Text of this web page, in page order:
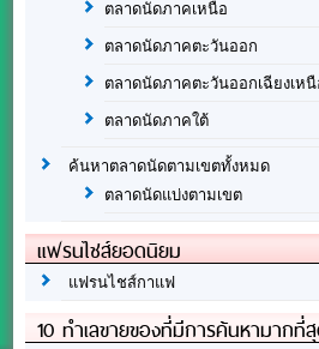
ตลาดนัดภาคเหนือ
ตลาดนัดภาคตะวันออก
ตลาดนัดภาคตะวันออกเฉียงเหนื
ตลาดนัดภาคใต้
ค้นหาตลาดนัดตามเขตทั้งหมด
ตลาดนัดแบ่งตามเขต
แฟรนไชส์ยอดนิยม
แฟรนไชส์กาแฟ
10 ทำเลขายของที่มีการค้นหามากที่